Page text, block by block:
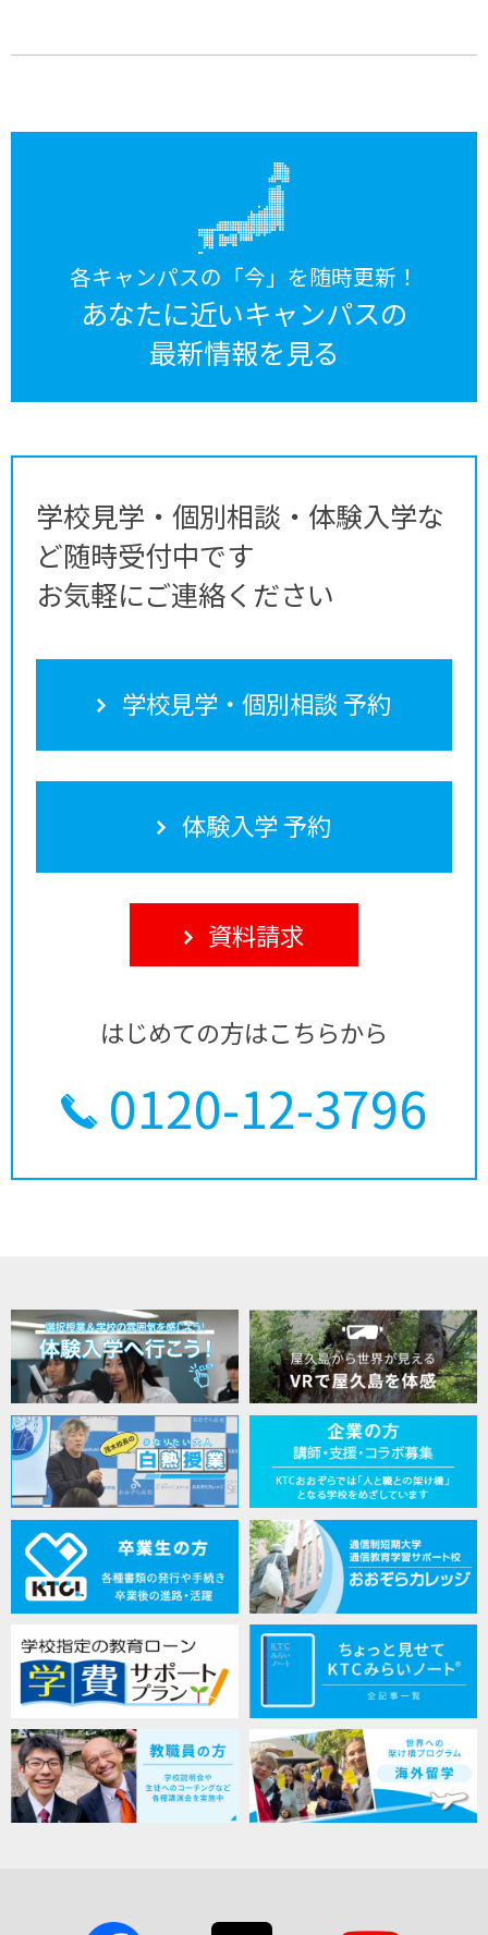
各キャンパスの「今」を随時更新！
あなたに近いキャンパスの
最新情報を見る
学校見学・個別相談・体験入学な
ど随時受付中です
お気軽にご連絡ください
学校見学・個別相談 予約
体験入学 予約
資料請求
はじめての方はこちらから
0120-12-3796